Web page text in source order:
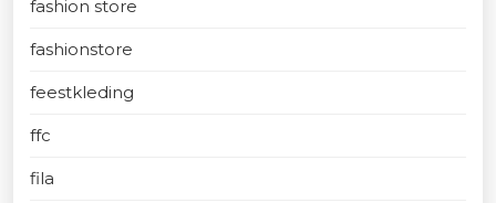
fashion store
fashionstore
feestkleding
ffc
fila